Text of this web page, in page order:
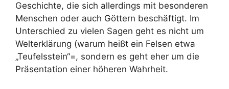
Geschichte, die sich allerdings mit besonderen
Menschen oder auch Göttern beschäftigt. Im
Unterschied zu vielen Sagen geht es nicht um
Welterklärung (warum heißt ein Felsen etwa
„Teufelsstein“=, sondern es geht eher um die
Präsentation einer höheren Wahrheit.